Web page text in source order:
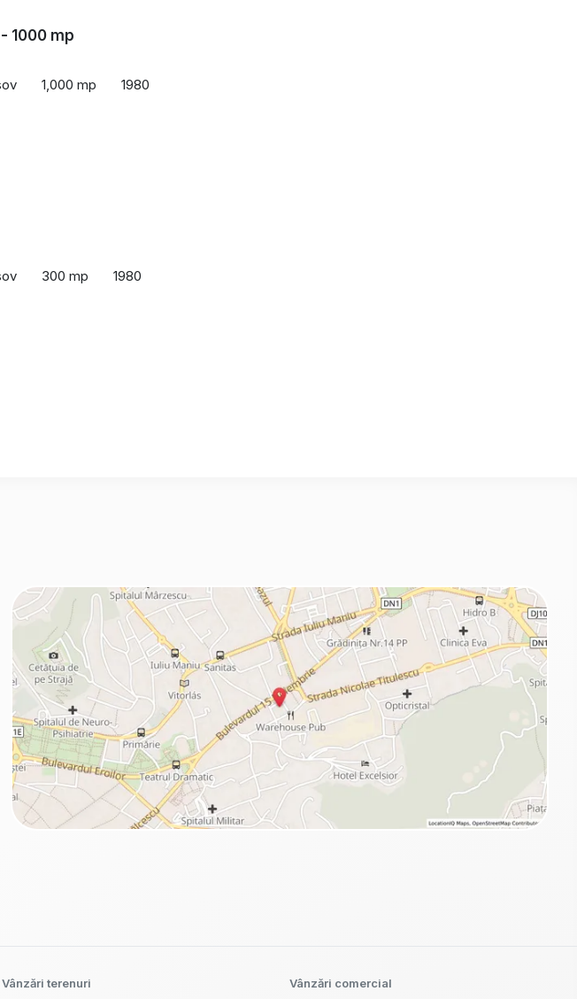
1000 mp
1,000 mp 1980
300 mp 1980
Vânzări terenuri Vânzări comercial